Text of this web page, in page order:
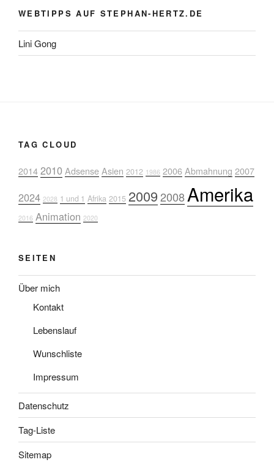
WEBTIPPS AUF STEPHAN-HERTZ.DE
Lini Gong
TAG CLOUD
20142010 Adsense Asien 2012 1986 2006 Abmahnung 2007
2024 2028 1 und 1 Afrika 2015 20092008Amerika
2016 Animation 2020
SEITEN
Über mich
Kontakt
Lebenslauf
Wunschliste
Impressum
Datenschutz
Tag-Liste
Sitemap